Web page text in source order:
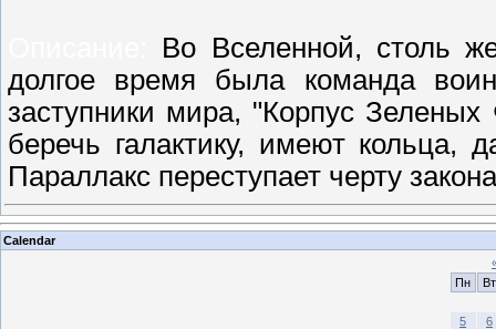
Во Вселенной, столь
долгое время была команда
заступники мира, "Корпус
беречь галактику, имеют кольца,
Параллакс переступает черту
Calendar
Пн
Вт
5
6